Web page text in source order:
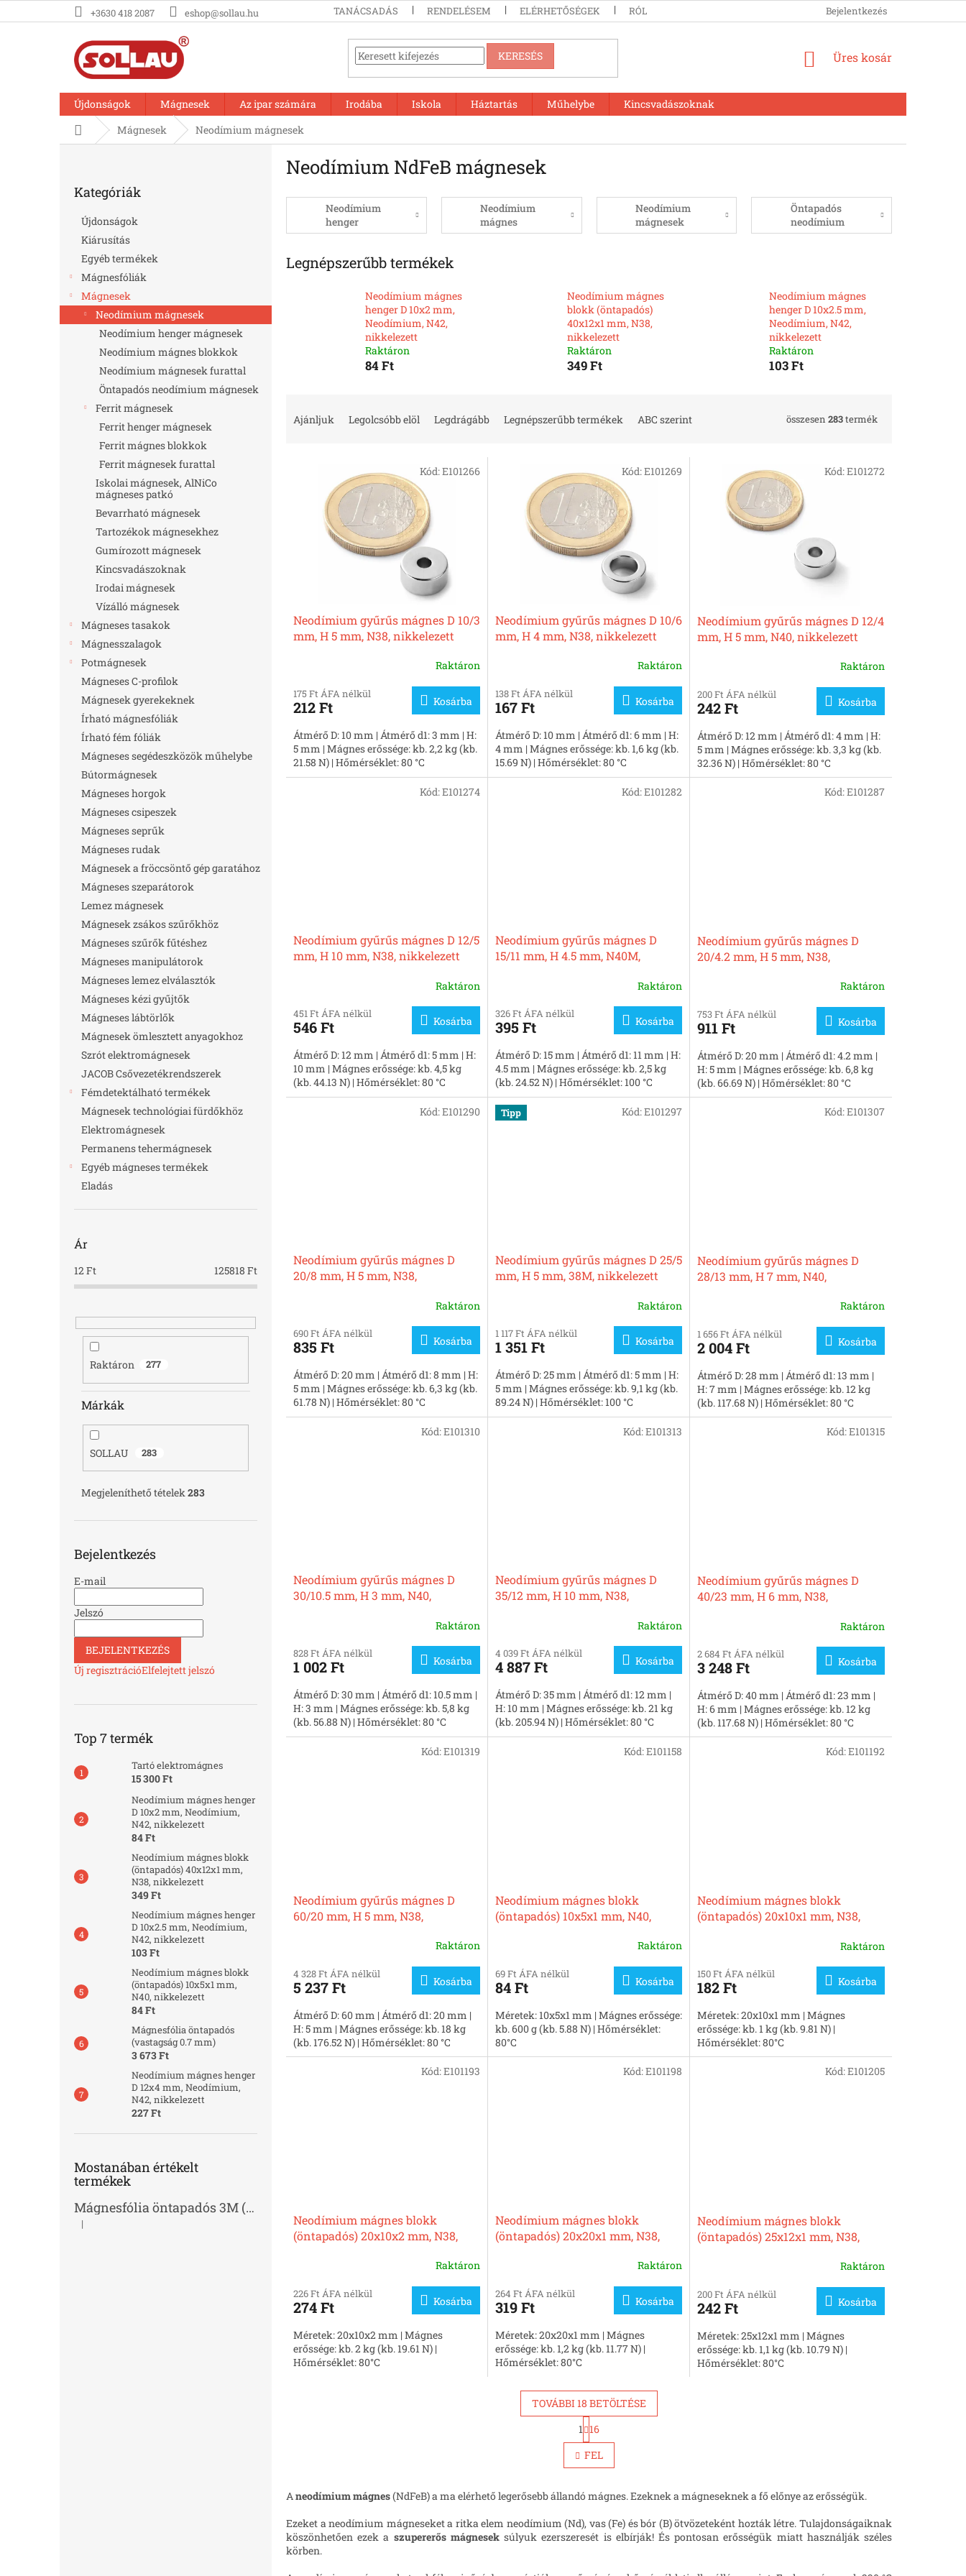
a
+3630 418 2087 eshop@sollau.hu TANÁCSADÁS RENDELÉSEM ELÉRHETŐSÉGEK RÓLUNK Bejelentkezés
KERESÉS KOSÁR
Üres kosár
Újdonságok Mágnesek Az ipar számára Irodába Iskola Háztartás Műhelybe
Kincsvadászoknak
KezdőlapMágnesek Neodímium mágnesek
e
l
átugrása
Kategóriák
Újdonságok
Kiárusítás
Egyéb termékek
Mágnesfóliák
Mágnesek
Neodímium mágnesek
Neodímium henger mágnesek
Neodímium mágnes blokkok
Neodímium mágnesek furattal
Öntapadós neodímium mágnesek
Ferrit mágnesek
Ferrit henger mágnesek
Ferrit mágnes blokkok
Ferrit mágnesek furattal
Iskolai mágnesek, AlNiCo
mágneses patkó
Bevarrható mágnesek
Tartozékok mágnesekhez
Gumírozott mágnesek
Kincsvadászoknak
Irodai mágnesek
Vízálló mágnesek
Mágneses tasakok
Mágnesszalagok
Potmágnesek
Mágneses C-profilok
Mágnesek gyerekeknek
Írható mágnesfóliák
Írható fém fóliák
Mágneses segédeszközök műhelybe
Bútormágnesek
Mágneses horgok
Mágneses csipeszek
Mágneses seprűk
Mágneses rudak
Mágnesek a fröccsöntő gép garatához
Mágneses szeparátorok
Lemez mágnesek
Mágnesek zsákos szűrőkhöz
Mágneses szűrők fűtéshez
Mágneses manipulátorok
Mágneses lemez elválasztók
Mágneses kézi gyűjtők
Mágneses lábtörlők
Mágnesek ömlesztett anyagokhoz
Szrót elektromágnesek
JACOB Csővezetékrendszerek
Fémdetektálható termékek
Mágnesek technológiai fürdőkhöz
Elektromágnesek
Permanens tehermágnesek
Egyéb mágneses termékek
Eladás
Ár
12 Ft 125818 Ft
Raktáron 277
Márkák
SOLLAU 283
Megjeleníthető tételek283
Bejelentkezés
E-mail
Jelszó
BEJELENTKEZÉS
Új regisztrációElfelejtett jelszó
Top 7 termék
Tartó elektromágnes
15 300 Ft
Neodímium mágnes henger
D 10x2 mm, Neodímium,
N42, nikkelezett
84 Ft
Neodímium mágnes blokk
(öntapadós) 40x12x1 mm,
N38, nikkelezett
349 Ft
Neodímium mágnes henger
D 10x2.5 mm, Neodímium,
N42, nikkelezett
103 Ft
Neodímium mágnes blokk
(öntapadós) 10x5x1 mm,
N40, nikkelezett
84 Ft
Mágnesfólia öntapadós
(vastagság 0.7 mm)
3 673 Ft
Neodímium mágnes henger
D 12x4 mm, Neodímium,
N42, nikkelezett
227 Ft
Mostanában értékelt
termékek
Mágnesfólia öntapadós 3M (vastagság 1.0 mm)
A termék értékelése 5-ből 2 csillag.
|
Neodímium NdFeB mágnesek
Neodímium
henger
mágnesek
Neodímium
mágnes
blokkok
Neodímium
mágnesek
furattal
Öntapadós
neodímium
mágnesek
Legnépszerűbb termékek
Neodímium mágnes
henger D 10x2 mm,
Neodímium, N42,
nikkelezett
Raktáron
84 Ft
Neodímium mágnes
blokk (öntapadós)
40x12x1 mm, N38,
nikkelezett
Raktáron
349 Ft
Neodímium mágnes
henger D 10x2.5 mm,
Neodímium, N42,
nikkelezett
Raktáron
103 Ft
Ajánljuk Legolcsóbb elöl Legdrágább Legnépszerűbb termékek ABC szerint összesen 283termék
Neodímium gyűrűs mágnes D 10/3
mm, H 5 mm, N38, nikkelezett
Raktáron
175 Ft ÁFA nélkül
212 Ft Kosárba
Átmérő D: 10 mm | Átmérő d1: 3 mm | H:
5 mm | Mágnes erőssége: kb. 2,2 kg (kb.
21.58 N) | Hőmérséklet: 80 °C
Kód:E101266
Neodímium gyűrűs mágnes D 10/6
mm, H 4 mm, N38, nikkelezett
Raktáron
138 Ft ÁFA nélkül
167 Ft Kosárba
Átmérő D: 10 mm | Átmérő d1: 6 mm | H:
4 mm | Mágnes erőssége: kb. 1,6 kg (kb.
15.69 N) | Hőmérséklet: 80 °C
Kód:E101269
Neodímium gyűrűs mágnes D 12/4
mm, H 5 mm, N40, nikkelezett
Raktáron
200 Ft ÁFA nélkül
242 Ft Kosárba
Átmérő D: 12 mm | Átmérő d1: 4 mm | H:
5 mm | Mágnes erőssége: kb. 3,3 kg (kb.
32.36 N) | Hőmérséklet: 80 °C
Kód:E101272
Neodímium gyűrűs mágnes D 12/5
mm, H 10 mm, N38, nikkelezett
Raktáron
451 Ft ÁFA nélkül
546 Ft Kosárba
Átmérő D: 12 mm | Átmérő d1: 5 mm | H:
10 mm | Mágnes erőssége: kb. 4,5 kg
(kb. 44.13 N) | Hőmérséklet: 80 °C
Kód:E101274
Neodímium gyűrűs mágnes D
15/11 mm, H 4.5 mm, N40M,
Raktáron
326 Ft ÁFA nélkül
395 Ft Kosárba
Átmérő D: 15 mm | Átmérő d1: 11 mm | H:
4.5 mm | Mágnes erőssége: kb. 2,5 kg
(kb. 24.52 N) | Hőmérséklet: 100 °C
Kód:E101282
Neodímium gyűrűs mágnes D
20/4.2 mm, H 5 mm, N38,
Raktáron
753 Ft ÁFA nélkül
911 Ft Kosárba
Átmérő D: 20 mm | Átmérő d1: 4.2 mm |
H: 5 mm | Mágnes erőssége: kb. 6,8 kg
(kb. 66.69 N) | Hőmérséklet: 80 °C
Kód:E101287
Neodímium gyűrűs mágnes D
20/8 mm, H 5 mm, N38,
Raktáron
690 Ft ÁFA nélkül
835 Ft Kosárba
Átmérő D: 20 mm | Átmérő d1: 8 mm | H:
5 mm | Mágnes erőssége: kb. 6,3 kg (kb.
61.78 N) | Hőmérséklet: 80 °C
Kód:E101290 Tipp
Neodímium gyűrűs mágnes D 25/5
mm, H 5 mm, 38M, nikkelezett
Raktáron
1 117 Ft ÁFA nélkül
1 351 Ft Kosárba
Átmérő D: 25 mm | Átmérő d1: 5 mm | H:
5 mm | Mágnes erőssége: kb. 9,1 kg (kb.
89.24 N) | Hőmérséklet: 100 °C
Kód:E101297
Neodímium gyűrűs mágnes D
28/13 mm, H 7 mm, N40,
Raktáron
1 656 Ft ÁFA nélkül
2 004 Ft Kosárba
Átmérő D: 28 mm | Átmérő d1: 13 mm |
H: 7 mm | Mágnes erőssége: kb. 12 kg
(kb. 117.68 N) | Hőmérséklet: 80 °C
Kód:E101307
Neodímium gyűrűs mágnes D
30/10.5 mm, H 3 mm, N40,
Raktáron
828 Ft ÁFA nélkül
1 002 Ft Kosárba
Átmérő D: 30 mm | Átmérő d1: 10.5 mm |
H: 3 mm | Mágnes erőssége: kb. 5,8 kg
(kb. 56.88 N) | Hőmérséklet: 80 °C
Kód:E101310
Neodímium gyűrűs mágnes D
35/12 mm, H 10 mm, N38,
Raktáron
4 039 Ft ÁFA nélkül
4 887 Ft Kosárba
Átmérő D: 35 mm | Átmérő d1: 12 mm |
H: 10 mm | Mágnes erőssége: kb. 21 kg
(kb. 205.94 N) | Hőmérséklet: 80 °C
Kód:E101313
Neodímium gyűrűs mágnes D
40/23 mm, H 6 mm, N38,
Raktáron
2 684 Ft ÁFA nélkül
3 248 Ft Kosárba
Átmérő D: 40 mm | Átmérő d1: 23 mm |
H: 6 mm | Mágnes erőssége: kb. 12 kg
(kb. 117.68 N) | Hőmérséklet: 80 °C
Kód:E101315
Neodímium gyűrűs mágnes D
60/20 mm, H 5 mm, N38,
Raktáron
4 328 Ft ÁFA nélkül
5 237 Ft Kosárba
Átmérő D: 60 mm | Átmérő d1: 20 mm |
H: 5 mm | Mágnes erőssége: kb. 18 kg
(kb. 176.52 N) | Hőmérséklet: 80 °C
Kód:E101319
Neodímium mágnes blokk
(öntapadós) 10x5x1 mm, N40,
Raktáron
69 Ft ÁFA nélkül
84 Ft Kosárba
Méretek: 10x5x1 mm | Mágnes erőssége:
kb. 600 g (kb. 5.88 N) | Hőmérséklet:
80°C
Kód:E101158
Neodímium mágnes blokk
(öntapadós) 20x10x1 mm, N38,
Raktáron
150 Ft ÁFA nélkül
182 Ft Kosárba
Méretek: 20x10x1 mm | Mágnes
erőssége: kb. 1 kg (kb. 9.81 N) |
Hőmérséklet: 80°C
Kód:E101192
Neodímium mágnes blokk
(öntapadós) 20x10x2 mm, N38,
Raktáron
226 Ft ÁFA nélkül
274 Ft Kosárba
Méretek: 20x10x2 mm | Mágnes
erőssége: kb. 2 kg (kb. 19.61 N) |
Hőmérséklet: 80°C
Kód:E101193
Neodímium mágnes blokk
(öntapadós) 20x20x1 mm, N38,
Raktáron
264 Ft ÁFA nélkül
319 Ft Kosárba
Méretek: 20x20x1 mm | Mágnes
erőssége: kb. 1,2 kg (kb. 11.77 N) |
Hőmérséklet: 80°C
Kód:E101198
Neodímium mágnes blokk
(öntapadós) 25x12x1 mm, N38,
Raktáron
200 Ft ÁFA nélkül
242 Ft Kosárba
Méretek: 25x12x1 mm | Mágnes
erőssége: kb. 1,1 kg (kb. 10.79 N) |
Hőmérséklet: 80°C
Kód:E101205
L
i
s
i
á
n
TOVÁBBI 18 BETÖLTÉSE
L
a
p
o
z
s
1 16
FEL
A neodímium mágnes(NdFeB) a ma elérhető legerősebb állandó mágnes. Ezeknek a mágneseknek a fő előnye az erősségük.
Ezeket a neodímium mágneseket a ritka elem neodímium (Nd), vas (Fe) és bór (B) ötvözeteként hozták létre. Tulajdonságaiknak
köszönhetően ezek a szupererős mágneseksúlyuk ezerszeresét is elbírják! És pontosan erősségük miatt használják széles
körben.